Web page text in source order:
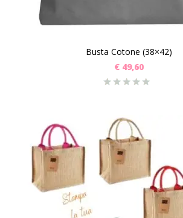
Busta Cotone (38×42)
€ 49,60